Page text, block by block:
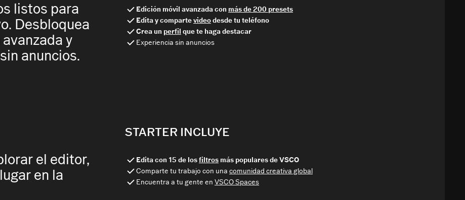
listos para
Desbloquea
y
anuncios.
Edición móvil avanzada con más de 200 presets
Edita y compartevideodesde tu teléfono
Crea un perfil que te haga destacar
Experiencia sin anuncios
el editor,
en la
STARTER INCLUYE
Edita con 15 de losfiltros más populares de VSCO
Comparte tu trabajo con unacomunidad creativa global
Encuentra a tu gente enVSCO Spaces